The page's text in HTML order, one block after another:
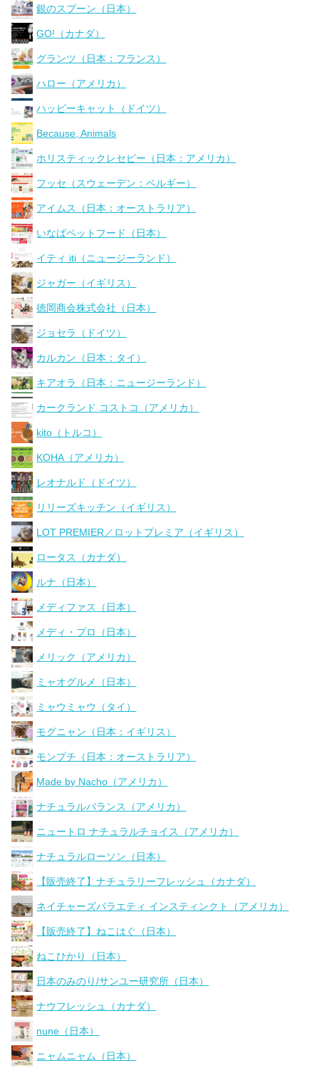
銀のスプーン（日本）
GO!（カナダ）
グランツ（日本：フランス）
ハロー（アメリカ）
ハッピーキャット（ドイツ）
Because, Animals
ホリスティックレセピー（日本：アメリカ）
フッセ（スウェーデン：ベルギー）
アイムス（日本：オーストラリア）
いなばペットフード（日本）
イティ iti（ニュージーランド）
ジャガー（イギリス）
徳岡商会株式会社（日本）
ジョセラ（ドイツ）
カルカン（日本：タイ）
キアオラ（日本：ニュージーランド）
カークランド コストコ（アメリカ）
kito（トルコ）
KOHA（アメリカ）
レオナルド（ドイツ）
リリーズキッチン（イギリス）
LOT PREMIER／ロットプレミア（イギリス）
ロータス（カナダ）
ルナ（日本）
メディファス（日本）
メディ・プロ（日本）
メリック（アメリカ）
ミャオグルメ（日本）
ミャウミャウ（タイ）
モグニャン（日本：イギリス）
モンプチ（日本：オーストラリア）
Made by Nacho（アメリカ）
ナチュラルバランス（アメリカ）
ニュートロ ナチュラルチョイス（アメリカ）
ナチュラルローソン（日本）
【販売終了】ナチュラリーフレッシュ（カナダ）
ネイチャーズバラエティ インスティンクト（アメリカ）
【販売終了】ねこはぐ（日本）
ねこひかり（日本）
日本のみのり/サンユー研究所（日本）
ナウフレッシュ（カナダ）
nune（日本）
ニャムニャム（日本）